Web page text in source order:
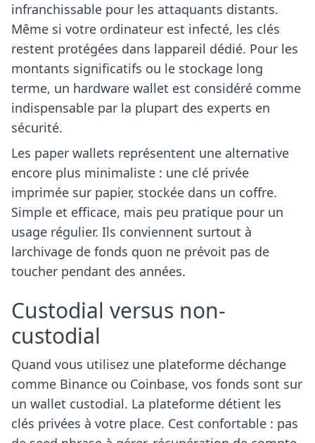
infranchissable pour les attaquants distants.
Même si votre ordinateur est infecté, les clés
restent protégées dans lappareil dédié. Pour les
montants significatifs ou le stockage long
terme, un hardware wallet est considéré comme
indispensable par la plupart des experts en
sécurité.
Les paper wallets représentent une alternative
encore plus minimaliste : une clé privée
imprimée sur papier, stockée dans un coffre.
Simple et efficace, mais peu pratique pour un
usage régulier. Ils conviennent surtout à
larchivage de fonds quon ne prévoit pas de
toucher pendant des années.
Custodial versus non-
custodial
Quand vous utilisez une plateforme déchange
comme Binance ou Coinbase, vos fonds sont sur
un wallet custodial. La plateforme détient les
clés privées à votre place. Cest confortable : pas